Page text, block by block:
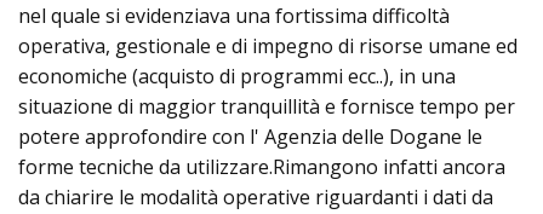
nel quale si evidenziava una fortissima difficoltà
operativa, gestionale e di impegno di risorse umane ed
economiche (acquisto di programmi ecc..), in una
situazione di maggior tranquillità e fornisce tempo per
potere approfondire con l' Agenzia delle Dogane le
forme tecniche da utilizzare.Rimangono infatti ancora
da chiarire le modalità operative riguardanti i dati da